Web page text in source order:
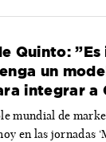
Quinto:
un
integrar a
mundial de
en las jornadas